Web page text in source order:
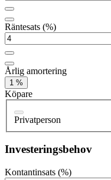
Räntesats (%)
Årlig amortering
1 %
Köpare
Privatperson
Investeringsbehov
Kontantinsats (%)